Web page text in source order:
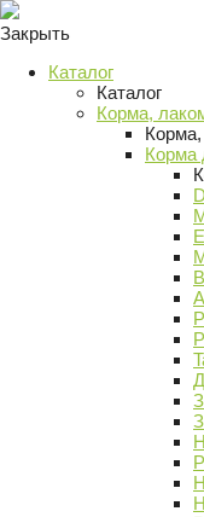
Закрыть
Каталог
Каталог
Корма,
Корма